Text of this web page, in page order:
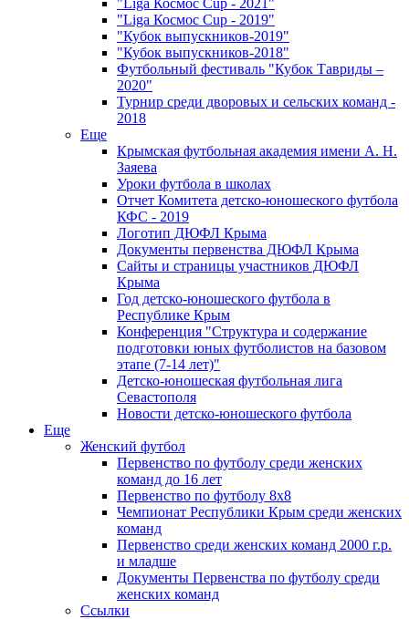
"Liga Космос Cup - 2021"
"Liga Космос Cup - 2019"
"Кубок выпускников-2019"
"Кубок выпускников-2018"
Футбольный фестиваль "Кубок Тавриды –
2020"
Турнир среди дворовых и сельских команд -
2018
Еще
Крымская футбольная академия имени А. Н.
Заяева
Уроки футбола в школах
Отчет Комитета детско-юношеского футбола
КФС - 2019
Логотип ДЮФЛ Крыма
Документы первенства ДЮФЛ Крыма
Сайты и страницы участников ДЮФЛ
Крыма
Год детско-юношеского футбола в
Республике Крым
Конференция "Структура и содержание
подготовки юных футболистов на базовом
этапе (7-14 лет)"
Детско-юношеская футбольная лига
Севастополя
Новости детско-юношеского футбола
Еще
Женский футбол
Первенство по футболу среди женских
команд до 16 лет
Первенство по футболу 8х8
Чемпионат Республики Крым среди женских
команд
Первенство среди женских команд 2000 г.р.
и младше
Документы Первенства по футболу среди
женских команд
Ссылки